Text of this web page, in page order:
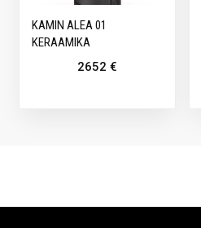
KAMIN ALEA 01
KERAAMIKA
2652 €